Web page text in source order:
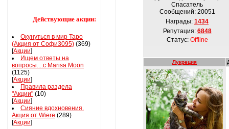
Действующие акции:
Окунуться в мир Таро
(Акция от Софи3095) (369)
[Акции]
Ищем ответы на
вопросы....с Marisa Moon
(1125)
[Акции]
Правила раздела
"Акции" (10)
[Акции]
Сияние вдохновения.
Акция от Wiere (289)
[Акции]
Спасатель
Сообщений: 20051
Награды: 1434
Репутация: 6848
Статус: Offline
Лукреция